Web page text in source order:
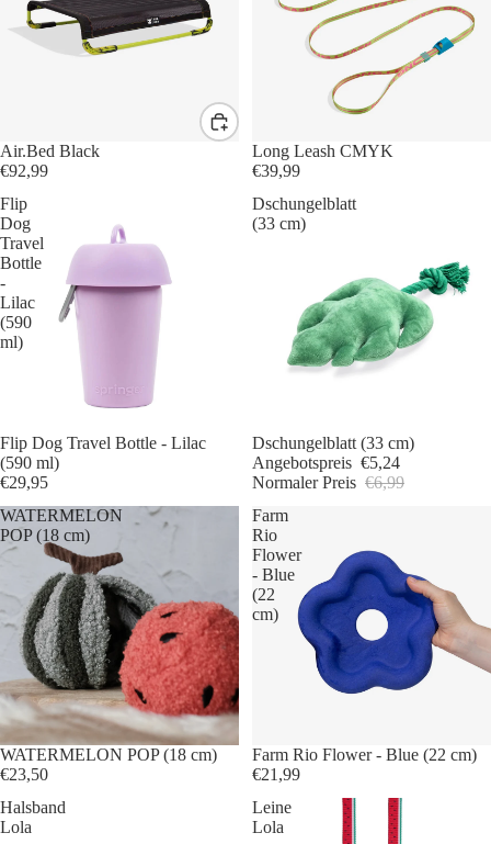
Air.Bed Black
€92,99
Long Leash CMYK
€39,99
Flip
Dog
Travel
Bottle
-
Lilac
(590
ml)
Flip Dog Travel Bottle - Lilac
(590 ml)
€29,95
Dschungelblatt
(33 cm)
Sale -25%
Dschungelblatt (33 cm)
Angebotspreis €5,24
Normaler Preis €6,99
WATERMELON
POP (18 cm)
WATERMELON POP (18 cm)
€23,50
Farm
Rio
Flower
- Blue
(22
cm)
Farm Rio Flower - Blue (22 cm)
€21,99
Halsband
Lola
Leine
Lola